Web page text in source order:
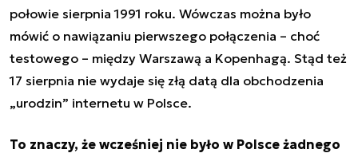
połowie sierpnia 1991 roku. Wówczas można było
mówić o nawiązaniu pierwszego połączenia – choć
testowego – między Warszawą a Kopenhagą. Stąd też
17 sierpnia nie wydaje się złą datą dla obchodzenia
„urodzin” internetu w Polsce.
To znaczy, że wcześniej nie było w Polsce żadnego